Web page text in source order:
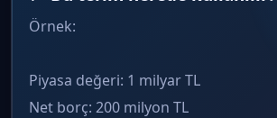
Örnek:
Piyasa değeri: 1 milyar TL
Net borç: 200 milyon TL